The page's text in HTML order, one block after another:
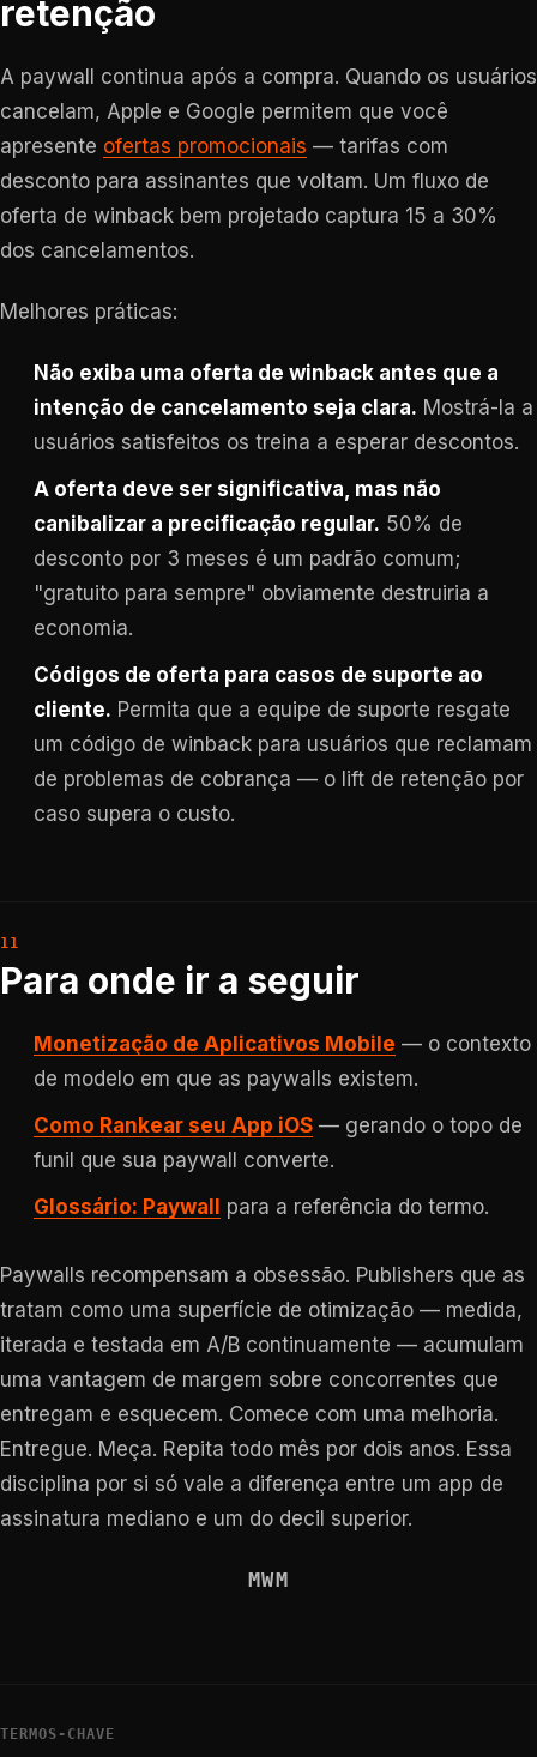
retenção
A paywall continua após a compra. Quando os usuários
cancelam, Apple e Google permitem que você
apresente ofertas promocionais — tarifas com
desconto para assinantes que voltam. Um fluxo de
oferta de winback bem projetado captura 15 a 30%
dos cancelamentos.
Melhores práticas:
Não exiba uma oferta de winback antes que a
intenção de cancelamento seja clara. Mostrá-la a
usuários satisfeitos os treina a esperar descontos.
A oferta deve ser significativa, mas não
canibalizar a precificação regular. 50% de
desconto por 3 meses é um padrão comum;
"gratuito para sempre" obviamente destruiria a
economia.
Códigos de oferta para casos de suporte ao
cliente. Permita que a equipe de suporte resgate
um código de winback para usuários que reclamam
de problemas de cobrança — o lift de retenção por
caso supera o custo.
Para onde ir a seguir
Monetização de Aplicativos Mobile — o contexto
de modelo em que as paywalls existem.
Como Rankear seu App iOS — gerando o topo de
funil que sua paywall converte.
Glossário: Paywall
para a referência do termo.
Paywalls recompensam a obsessão. Publishers que as
tratam como uma superfície de otimização — medida,
iterada e testada em A/B continuamente — acumulam
uma vantagem de margem sobre concorrentes que
entregam e esquecem. Comece com uma melhoria.
Entregue. Meça. Repita todo mês por dois anos. Essa
disciplina por si só vale a diferença entre um app de
assinatura mediano e um do decil superior.
MWM
TERMOS-CHAVE